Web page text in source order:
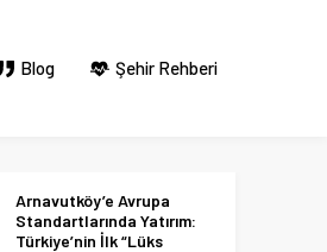
Blog Şehir Rehberi
Arnavutköy’e Avrupa
Standartlarında Yatırım:
Türkiye’nin İlk “Lüks